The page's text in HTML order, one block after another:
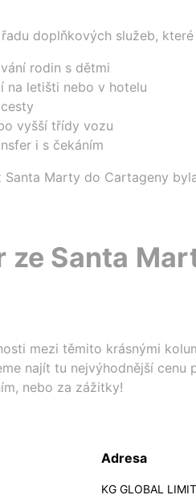
doplňkových služeb,
rodin s dětmi
na letišti nebo v hotelu
vyšší třídy vozu
i s čekáním
Marty do Cartageny
Santa
mezi těmito krásnými
najít tu nejvýhodnější
nebo za zážitky!
Adresa
KG GLOBAL